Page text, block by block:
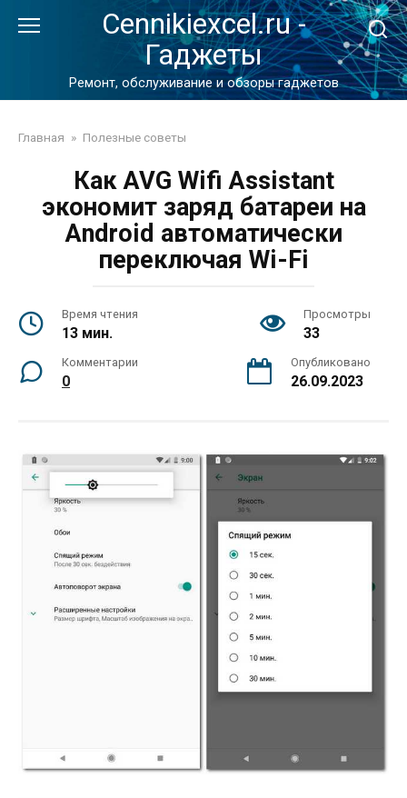
Cennikiexcel.ru -
Гаджеты
Ремонт, обслуживание и обзоры гаджетов
Главная » Полезные советы
Как AVG Wifi Assistant
экономит заряд батареи на
Android автоматически
переключая Wi-Fi
Время чтения
13 мин.
Просмотры
33
Комментарии
0
Опубликовано
26.09.2023